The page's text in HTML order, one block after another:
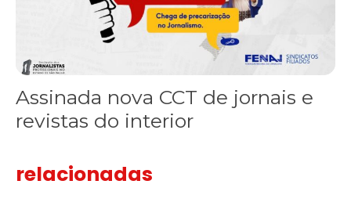
Assinada nova CCT de jornais e
revistas do interior
relacionadas